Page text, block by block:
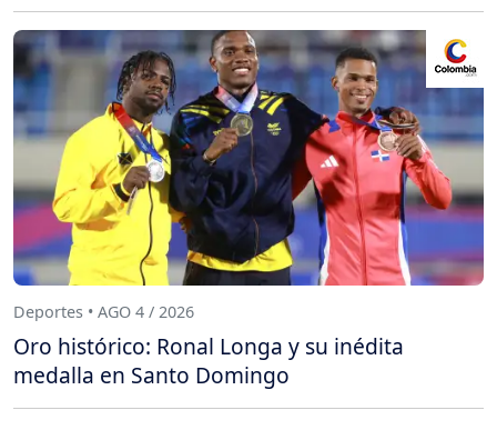
Deportes • AGO 4 / 2026
Oro histórico: Ronal Longa y su inédita
medalla en Santo Domingo